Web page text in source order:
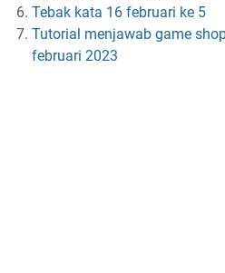
Tebak kata 16 februari ke 5
Tutorial menjawab game
februari 2023